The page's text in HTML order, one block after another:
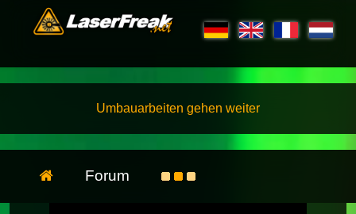
Umbauarbeiten gehen weiter
Forum